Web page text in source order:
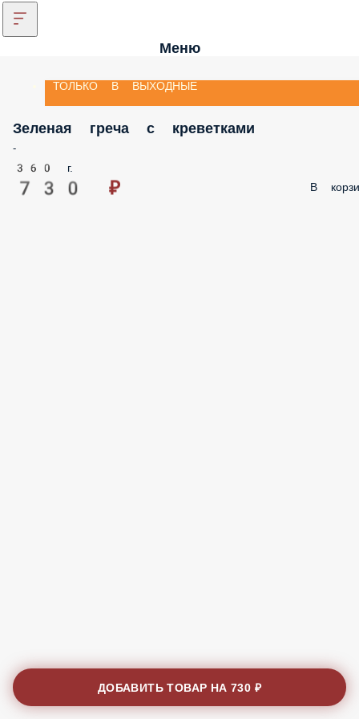
Меню
ТОЛЬКО В ВЫХОДНЫЕ
Зеленая греча с креветками
-
360 г.
730 ₽ В
ДОБАВИТЬ ТОВАР НА730 ₽